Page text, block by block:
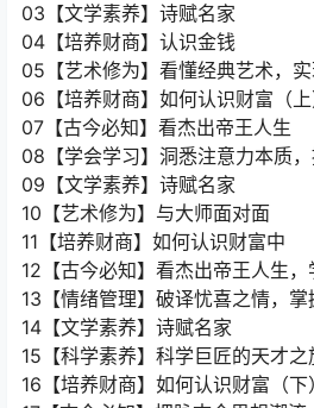
03【文学素养】诗赋名家
04【培养财商】认识金钱
05【艺术修为】看懂经典艺术，
06【培养财商】如何认识财富（上
07【古今必知】看杰出帝王人生
08【学会学习】洞悉注意力本质
09【文学素养】诗赋名家
10【艺术修为】与大师面对面
11【培养财商】如何认识财富中
12【古今必知】看杰出帝王人生
13【情绪管理】破译忧喜之情，掌
14【文学素养】诗赋名家
15【科学素养】科学巨匠的天才之
16【培养财商】如何认识财富（下）